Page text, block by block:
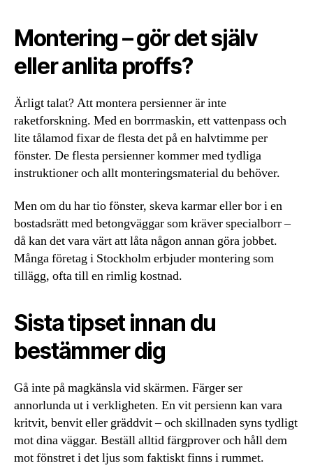
Montering – gör det själv
eller anlita proffs?
Ärligt talat? Att montera persienner är inte
raketforskning. Med en borrmaskin, ett vattenpass och
lite tålamod fixar de flesta det på en halvtimme per
fönster. De flesta persienner kommer med tydliga
instruktioner och allt monteringsmaterial du behöver.
Men om du har tio fönster, skeva karmar eller bor i en
bostadsrätt med betongväggar som kräver specialborr –
då kan det vara värt att låta någon annan göra jobbet.
Många företag i Stockholm erbjuder montering som
tillägg, ofta till en rimlig kostnad.
Sista tipset innan du
bestämmer dig
Gå inte på magkänsla vid skärmen. Färger ser
annorlunda ut i verkligheten. En vit persienn kan vara
kritvit, benvit eller gräddvit – och skillnaden syns tydligt
mot dina väggar. Beställ alltid färgprover och håll dem
mot fönstret i det ljus som faktiskt finns i rummet.